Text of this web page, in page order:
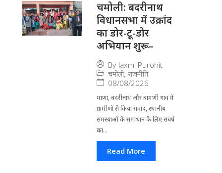
चमोली: बदरीनाथ
विधानसभा में उक्रांद
का डोर-टू-डोर
अभियान शुरू–
By laxmi Purohit
चमोली, राजनीति
08/08/2026
माणा, बदरीनाथ और बामणी गांव में
ग्रामीणों से किया संवाद, स्थानीय
समस्याओं के समाधान के लिए संघर्ष
का...
Read More